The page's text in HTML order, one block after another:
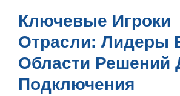
Ключевые Игроки
Отрасли: Лидеры
Области Решений
Подключения